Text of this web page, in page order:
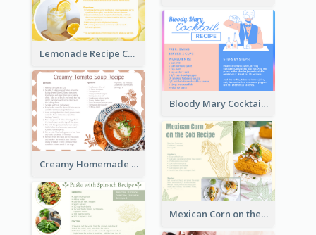
Lemonade Recipe Card
Bloody Mary Cocktail Recipe Card
Creamy Homemade Tomato Soup Recipe
Mexican Corn on the Cob Recipe Card